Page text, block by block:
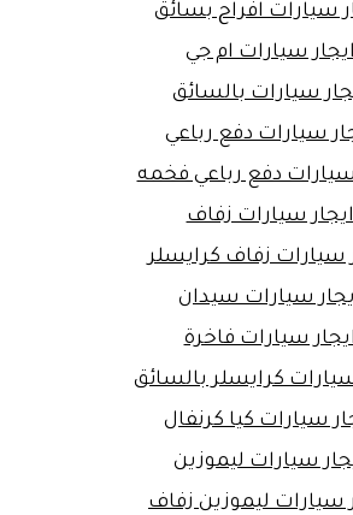
سيارات افراح بسائق
سيارات ام جي
سيارات بالسائق
سيارات دفع رباعي
سيارات دفع رباعي فخمه
ايجار سيارات زفاف
سيارات زفاف كرايسلر
سيارات سيدان
سيارات فاخرة
كرايسلر بالسائق
سيارات كيا كرنفال
سيارات ليموزين
سيارات ليموزين زفاف